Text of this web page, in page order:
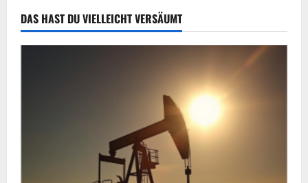
DAS HAST DU VIELLEICHT VERSÄUMT